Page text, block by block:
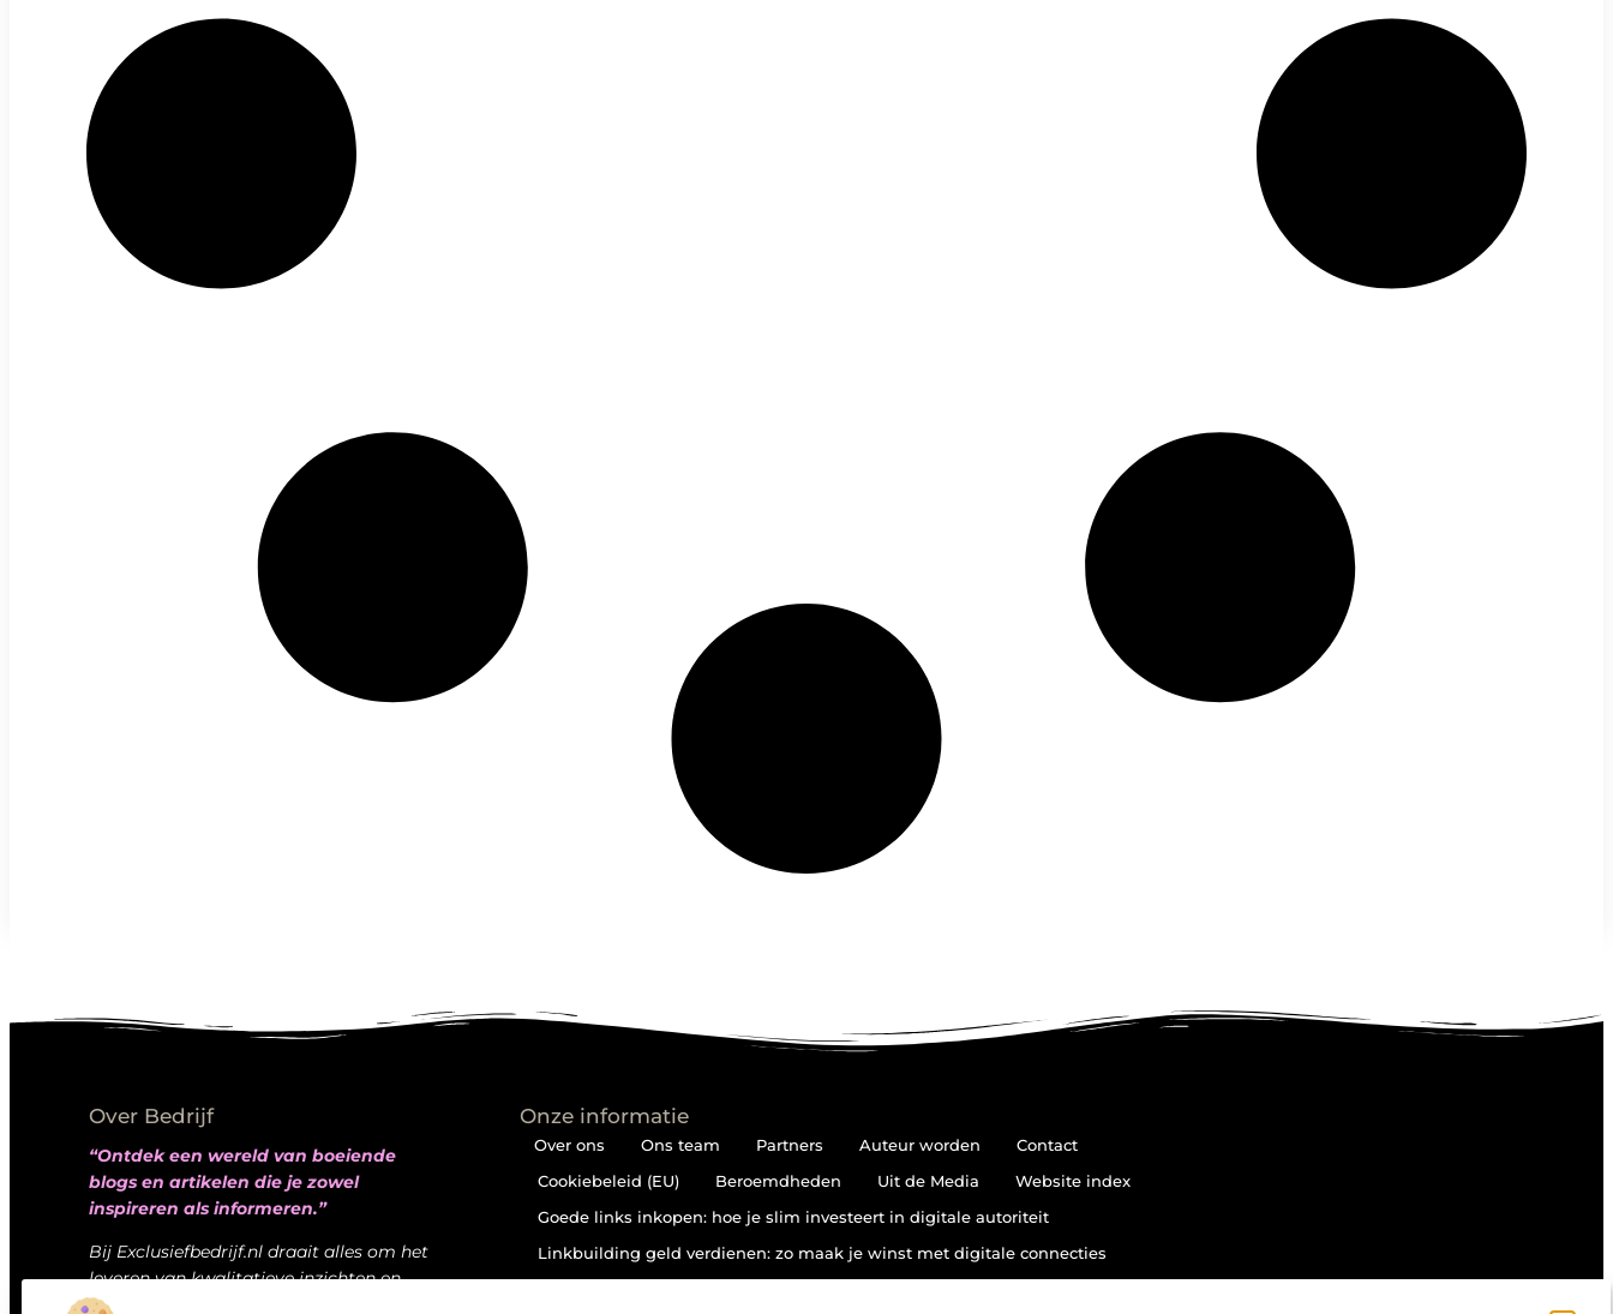
Over Bedrijf
“Ontdek een wereld van boeiende
blogs en artikelen die je zowel
inspireren als informeren.”
Bij Exclusiefbedrijf.nl draait alles om het
leveren van kwalitatieve inzichten en
verhalen die jouw dagelijks leven
Onze informatie
Over ons Ons team Partners Auteur worden
Contact
Cookiebeleid (EU)
Beroemdheden Uit de Media
Website index
Goede links inkopen: hoe je slim investeert in digitale autoriteit
Linkbuilding geld verdienen: zo maak je winst met digitale connecties